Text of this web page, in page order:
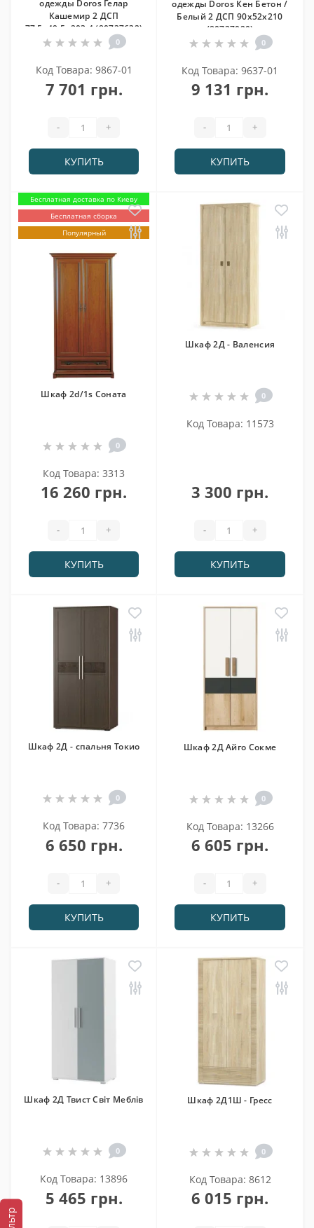
одежды Doros Гелар
Кашемир 2 ДСП
77.5х49.5х203.4 (80737632)
0
Код Товара: 9867-01
7 701 грн.
- +
КУПИТЬ
одежды Doros Кен Бетон /
Белый 2 ДСП 90х52х210
(80737020)
0
Код Товара: 9637-01
9 131 грн.
- +
КУПИТЬ
Бесплатная доставка по Киеву
Бесплатная сборка
Популярный
Шкаф 2d/1s Соната
0
Код Товара: 3313
16 260 грн.
- +
КУПИТЬ
Шкаф 2Д - Валенсия
0
Код Товара: 11573
3 300 грн.
- +
КУПИТЬ
Шкаф 2Д - спальня Токио
0
Код Товара: 7736
6 650 грн.
- +
КУПИТЬ
Шкаф 2Д Айго Сокме
0
Код Товара: 13266
6 605 грн.
- +
КУПИТЬ
Шкаф 2Д Твист Світ Меблів
0
Код Товара: 13896
5 465 грн.
Шкаф 2Д1Ш - Гресс
0
Код Товара: 8612
6 015 грн.